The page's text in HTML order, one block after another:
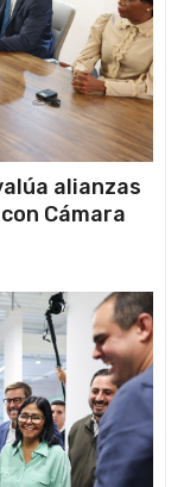
alianzas
Cámara